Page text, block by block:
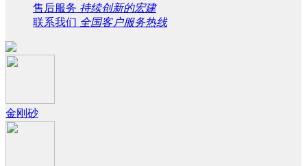
售后服务 持续创新的宏建
联系我们 全国客户服务热线
金刚砂